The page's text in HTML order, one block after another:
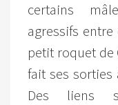
certains
agressifs entre
petit roquet de
fait ses sorties
Des liens